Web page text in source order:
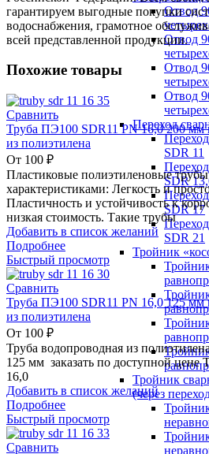
Отвод
Отвод
Отвод
Отвод
Переход
SDR 11
SDR
SDR 17
SDR 21
Тройник
Тройник
(через
гарантируем выгодные покупки
водоснабжения, грамотное
всей представленной продукции.
Похожие товары
Сравнить
Труба ПЭ100 SDR11 PN 16,0 200 мм
из полиэтилена
От 100 ₽
Пластиковые полиэтиленовые
характеристиками: Легкость и
Пластичность и устойчивость к
низкая стоимость. Такие трубы
Добавить в список желаний
Подробнее
Быстрый просмотр
Сравнить
Труба ПЭ100 SDR11 PN 16,0 125 мм
из полиэтилена
От 100 ₽
Труба водопроводная из
125 мм заказать по доступной цене
16,0
Добавить в список желаний
Подробнее
Быстрый просмотр
Сравнить